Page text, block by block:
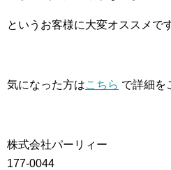
というお客様に大変オススメです
気になった方はこちら で詳細を
株式会社パーリィー
177-0044